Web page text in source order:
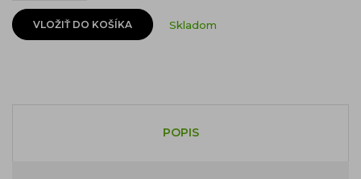
VLOŽIŤ DO KOŠÍKA Skladom
POPIS